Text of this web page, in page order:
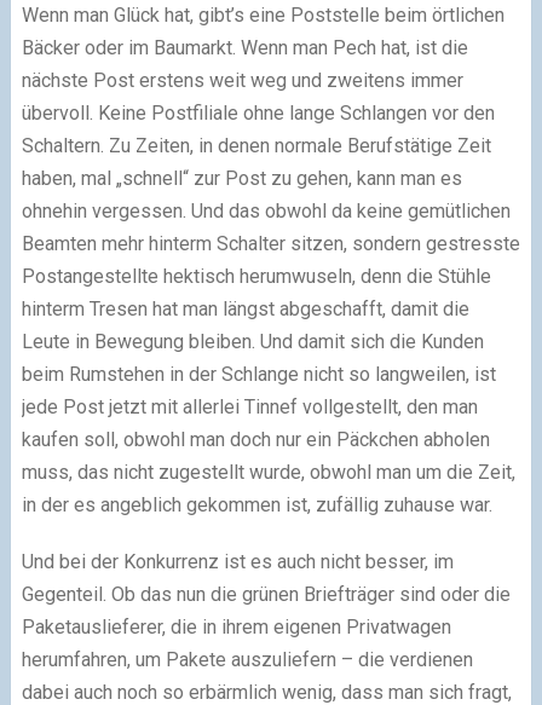
Wenn man Glück hat, gibt’s eine Poststelle beim örtlichen
Bäcker oder im Baumarkt. Wenn man Pech hat, ist die
nächste Post erstens weit weg und zweitens immer
übervoll. Keine Postfiliale ohne lange Schlangen vor den
Schaltern. Zu Zeiten, in denen normale Berufstätige Zeit
haben, mal „schnell“ zur Post zu gehen, kann man es
ohnehin vergessen. Und das obwohl da keine gemütlichen
Beamten mehr hinterm Schalter sitzen, sondern gestresste
Postangestellte hektisch herumwuseln, denn die Stühle
hinterm Tresen hat man längst abgeschafft, damit die
Leute in Bewegung bleiben. Und damit sich die Kunden
beim Rumstehen in der Schlange nicht so langweilen, ist
jede Post jetzt mit allerlei Tinnef vollgestellt, den man
kaufen soll, obwohl man doch nur ein Päckchen abholen
muss, das nicht zugestellt wurde, obwohl man um die Zeit,
in der es angeblich gekommen ist, zufällig zuhause war.
Und bei der Konkurrenz ist es auch nicht besser, im
Gegenteil. Ob das nun die grünen Briefträger sind oder die
Paketauslieferer, die in ihrem eigenen Privatwagen
herumfahren, um Pakete auszuliefern – die verdienen
dabei auch noch so erbärmlich wenig, dass man sich fragt,